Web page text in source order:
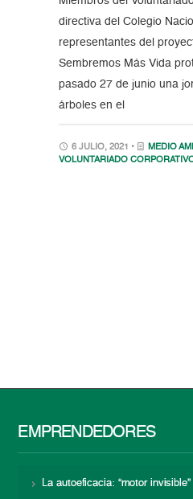
directiva del Colegio
representantes del
Sembremos Más Vida
pasado 27 de junio una
árboles en el
6 JULIO, 2021 • MEDIO
VOLUNTARIADO
EMPRENDEDORES
La autoeficacia: “motor